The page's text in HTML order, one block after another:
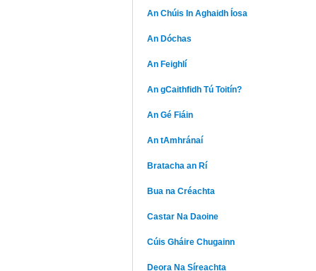
An Chúis In Aghaidh Íosa
An Dóchas
An Feighlí
An gCaithfidh Tú Toitín?
An Gé Fiáin
An tAmhránaí
Bratacha an Rí
Bua na Créachta
Castar Na Daoine
Cúis Gháire Chugainn
Deora Na Síreachta